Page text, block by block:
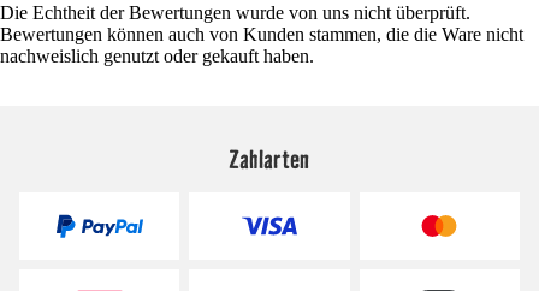
Die Echtheit der Bewertungen wurde von uns nicht überprüft.
Bewertungen können auch von Kunden stammen, die die Ware nicht
nachweislich genutzt oder gekauft haben.
Zahlarten